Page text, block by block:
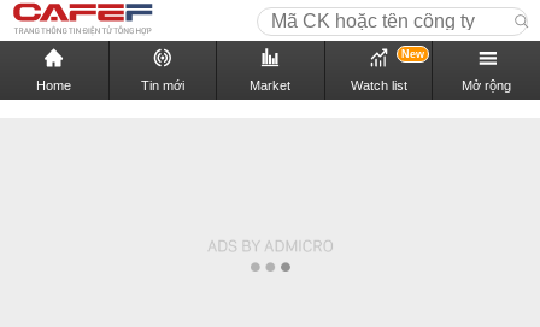
Home Tin mới Market Watch list
New
Mở rộng